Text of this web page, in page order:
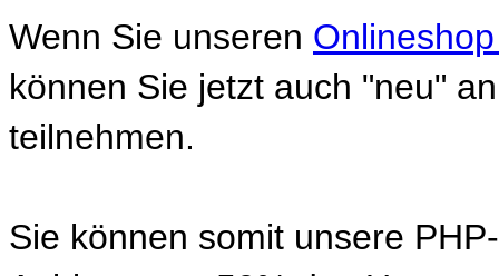
Wenn Sie unseren
können Sie jetzt auch "neu"
teilnehmen.
Sie können somit unsere